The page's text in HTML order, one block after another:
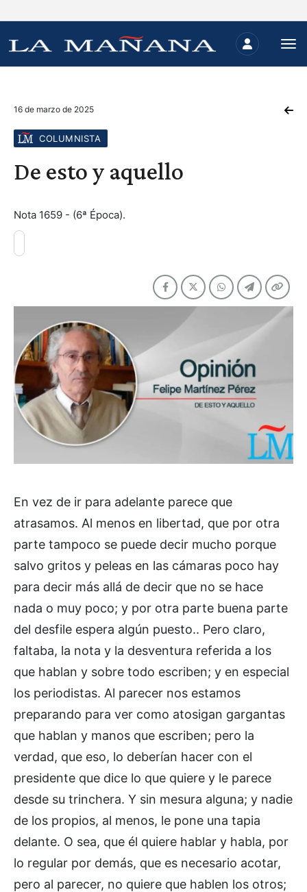
16 de marzo de 2025
COLUMNISTA
De esto y aquello
Nota 1659 - (6ª Época).
En vez de ir para adelante parece que
atrasamos. Al menos en libertad, que por otra
parte tampoco se puede decir mucho porque
salvo gritos y peleas en las cámaras poco hay
para decir más allá de decir que no se hace
nada o muy poco; y por otra parte buena parte
del desfile espera algún puesto.. Pero claro,
faltaba, la nota y la desventura referida a los
que hablan y sobre todo escriben; y en especial
los periodistas. Al parecer nos estamos
preparando para ver como atosigan gargantas
que hablan y manos que escriben; pero la
verdad, que eso, lo deberían hacer con el
presidente que dice lo que quiere y le parece
desde su trinchera. Y sin mesura alguna; y nadie
de los propios, al menos, le pone una tapia
delante. O sea, que él quiere hablar y habla, por
lo regular por demás, que es necesario acotar,
pero al parecer, no quiere que hablen los otros;